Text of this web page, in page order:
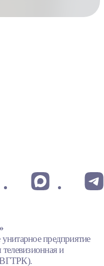
предприятие
телевизионная и